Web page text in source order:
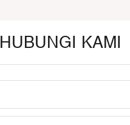
HUBUNGI KAMI